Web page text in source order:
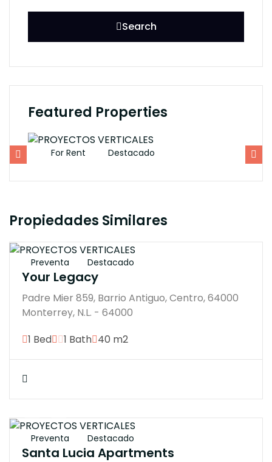
Search
Featured Properties
For Rent Destacado
Propiedades Similares
Preventa Destacado
Your Legacy
Padre Mier 859, Barrio Antiguo, Centro, 64000
Monterrey, N.L. - 64000
1 Bed
1 Bath 40 m2
Preventa Destacado
Santa Lucia Apartments